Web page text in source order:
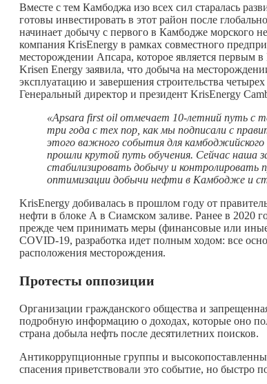
Вместе с тем Камбоджа изо всех сил старалась
готовы инвестировать в этот район после
начинает добычу с первого в Камбодже морского
компания KrisEnergy в рамках совместного
месторождении Апсара, которое является первым
Krisen Energy заявила, что добыча на
эксплуатацию и завершения строительства
Генеральный директор и президент KrisEnergy
«Apsara first oil отмечает 10-летний путь с
три года с тех пор, как мы подписали с
этого важного события для
прошли крутой путь обучения. Сейчас наша
стабилизировать добычу и контролировать
оптимизации добычи нефти в Камбодже и
KrisEnergy добивалась в прошлом году от
нефти в блоке А в Сиамском заливе. Ранее в 2020
прежде чем принимать меры (финансовые или
COVID-19, разработка идет полным ходом: все
расположения месторождения.
Протесты оппозиции
Организации гражданского общества и
подробную информацию о доходах, которые оно
страна добыла нефть после десятилетних поисков.
Антикоррупционные группы и
спасения приветствовали это событие, но быстро